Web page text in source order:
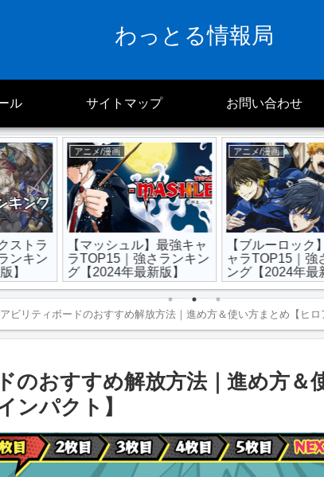
わっとる情報局
ル サイトマップ お問い合わせ
ラ
ン
アニメ/漫画
【マッシュル】最強キャ
ラTOP15｜強さランキン
グ【2024年最新版】
アニメ/漫画
【ブルーロック】最
ャラTOP15｜強さラ
ング【2024年最新版
アビリティボードのおすすめ解放方法｜進め方＆使い方まとめ【ヒロ
のおすすめ解放方法｜進め方＆
ンパクト】